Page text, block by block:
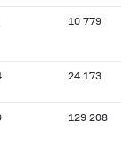
10 779
24 173
129 208